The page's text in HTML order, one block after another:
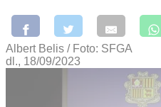
Albert Belis / Foto: SFGA
dl., 18/09/2023